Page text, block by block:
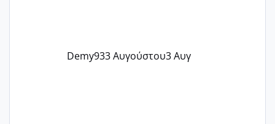
Demy933 Αυγούστου3 Αυγ